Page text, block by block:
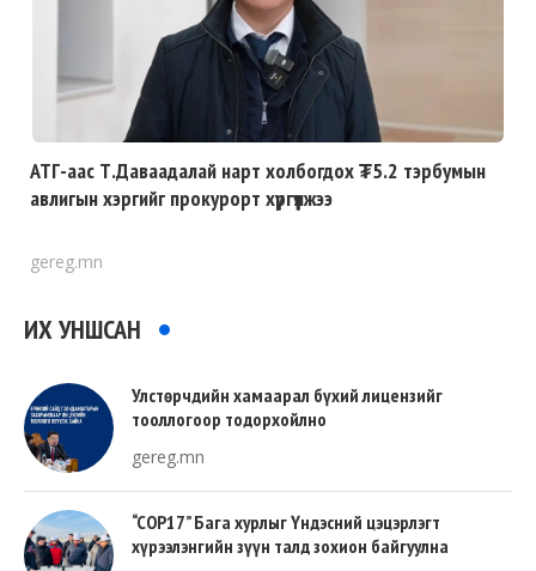
АТГ-аас Т.Даваадалай нарт холбогдох ₮5.2 тэрбумын
авлигын хэргийг прокурорт хүргүүлжээ
gereg.mn
ИХ УНШСАН
Улстөрчдийн хамаарал бүхий лицензийг
тооллогоор тодорхойлно
gereg.mn
“COP17” Бага хурлыг Үндэсний цэцэрлэгт
хүрээлэнгийн зүүн талд зохион байгуулна